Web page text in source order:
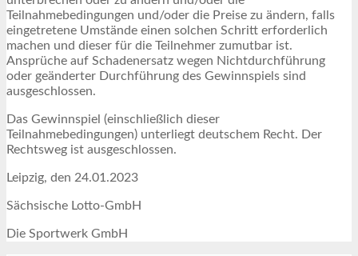
Teilnahmebedingungen und/oder die Preise zu ändern, falls
eingetretene Umstände einen solchen Schritt erforderlich
machen und dieser für die Teilnehmer zumutbar ist.
Ansprüche auf Schadenersatz wegen Nichtdurchführung
oder geänderter Durchführung des Gewinnspiels sind
ausgeschlossen.
Das Gewinnspiel (einschließlich dieser
Teilnahmebedingungen) unterliegt deutschem Recht. Der
Rechtsweg ist ausgeschlossen.
Leipzig, den 24.01.2023
Sächsische Lotto-GmbH
Die Sportwerk GmbH